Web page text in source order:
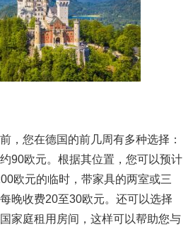
，您在德国的前几周有多种选择：
90欧元。根据其位置，您可以预计
欧元的临时，带家具的两室或三
晚收费20至30欧元。还可以选择
家庭租用房间，这样可以帮助您与